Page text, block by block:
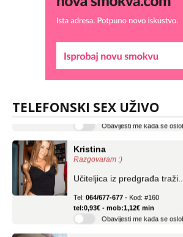
TELEFONSKI SEX UŽIVO
Liliana
tel:0,93€ - mob:1,12€ min
Razgovaram :)
tel:0,93€ - mob:1,12€ min
Obavijesti me kada se